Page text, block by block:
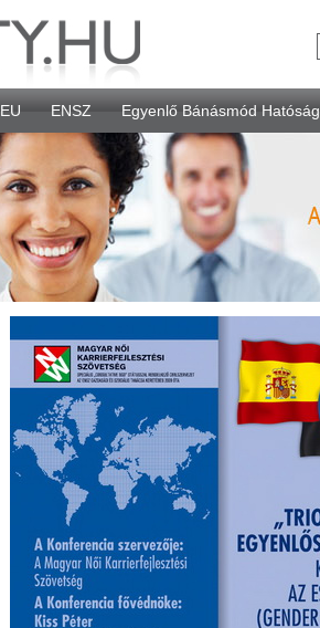
EU ENSZ Egyenlő Bánásmód Hatóság